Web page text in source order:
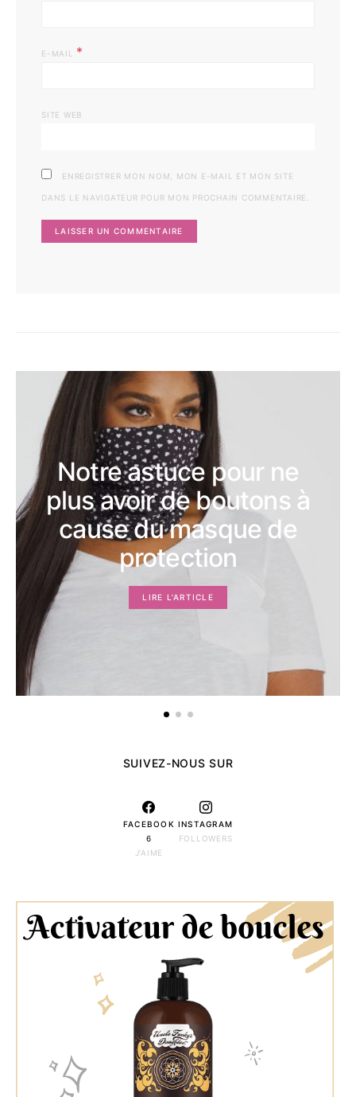
E-MAIL *
SITE WEB
ENREGISTRER MON NOM, MON E-MAIL ET MON SITE
DANS LE NAVIGATEUR POUR MON PROCHAIN COMMENTAIRE.
Notre astuce pour ne
plus avoir de boutons à
cause du masque de
protection
LIRE L'ARTICLE
SUIVEZ-NOUS SUR
FACEBOOK
6
J'AIME
INSTAGRAM
FOLLOWERS